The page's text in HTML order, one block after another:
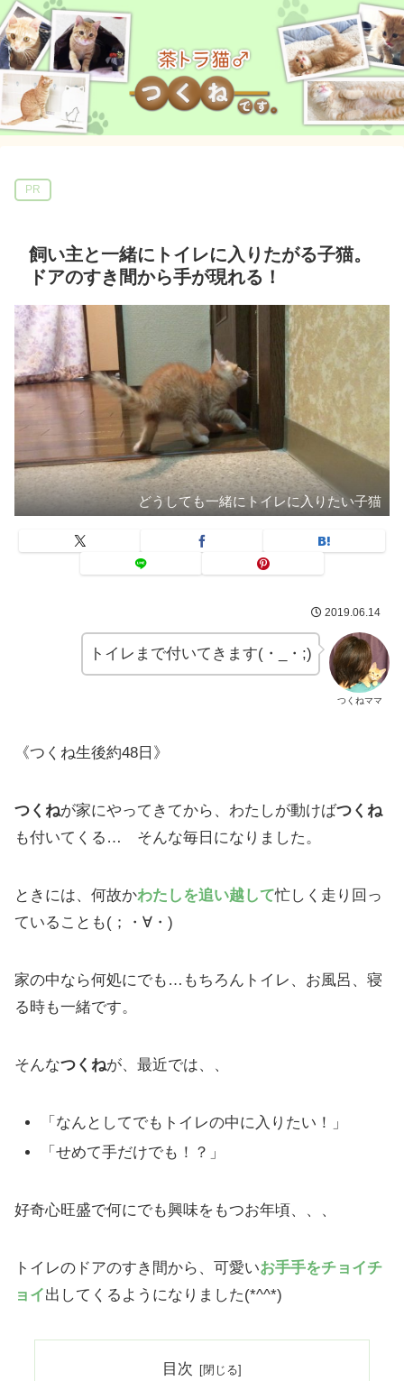
PR
飼い主と一緒にトイレに入りたがる子猫。
ドアのすき間から手が現れる！
どうしても一緒にトイレに入りたい子猫
2019.06.14
つくねママ
トイレまで付いてきます(・_・;)
《つくね生後約48日》
つくねが家にやってきてから、わたしが動けばつくね
も付いてくる… そんな毎日になりました。
ときには、何故かわたしを追い越して忙しく走り回っ
ていることも(；・∀・)
家の中なら何処にでも…もちろんトイレ、お風呂、寝
る時も一緒です。
そんなつくねが、最近では、、
「なんとしてでもトイレの中に入りたい！」
「せめて手だけでも！？」
好奇心旺盛で何にでも興味をもつお年頃、、、
トイレのドアのすき間から、可愛いお手手をチョイチ
ョイ出してくるようになりました(*^^*)
目次